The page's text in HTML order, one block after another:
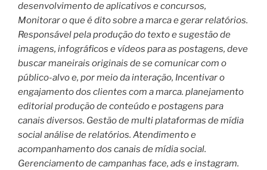
desenvolvimento de aplicativos e concursos,
Monitorar o que é dito sobre a marca e gerar relatórios.
Responsável pela produção do texto e sugestão de
imagens, infográficos e vídeos para as postagens, deve
buscar maneirais originais de se comunicar com o
público-alvo e, por meio da interação, Incentivar o
engajamento dos clientes com a marca. planejamento
editorial produção de conteúdo e postagens para
canais diversos. Gestão de multi plataformas de mídia
social análise de relatórios. Atendimento e
acompanhamento dos canais de mídia social.
Gerenciamento de campanhas face, ads e instagram.